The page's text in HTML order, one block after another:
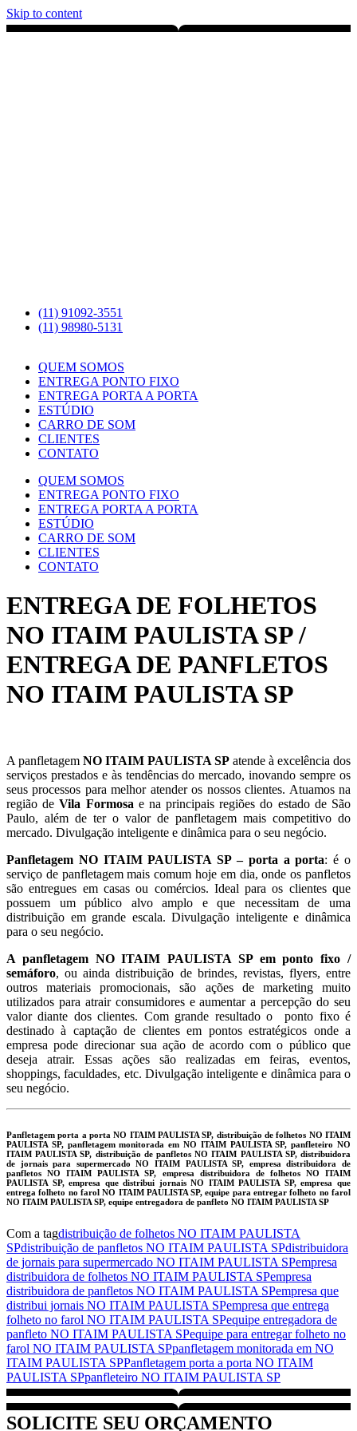
Skip to content
(11) 91092-3551
(11) 98980-5131
QUEM SOMOS
ENTREGA PONTO FIXO
ENTREGA PORTA A PORTA
ESTÚDIO
CARRO DE SOM
CLIENTES
CONTATO
QUEM SOMOS
ENTREGA PONTO FIXO
ENTREGA PORTA A PORTA
ESTÚDIO
CARRO DE SOM
CLIENTES
CONTATO
ENTREGA DE FOLHETOS
NO ITAIM PAULISTA SP /
ENTREGA DE PANFLETOS
NO ITAIM PAULISTA SP
A panfletagem NO ITAIM PAULISTA SP atende à excelência dos
serviços prestados e às tendências do mercado, inovando sempre os
seus processos para melhor atender os nossos clientes. Atuamos na
região de Vila Formosa e na principais regiões do estado de São
Paulo, além de ter o valor de panfletagem mais competitivo do
mercado. Divulgação inteligente e dinâmica para o seu negócio.
Panfletagem NO ITAIM PAULISTA SP – porta a porta: é o
serviço de panfletagem mais comum hoje em dia, onde os panfletos
são entregues em casas ou comércios. Ideal para os clientes que
possuem um público alvo amplo e que necessitam de uma
distribuição em grande escala. Divulgação inteligente e dinâmica
para o seu negócio.
A panfletagem NO ITAIM PAULISTA SP em ponto fixo /
semáforo, ou ainda distribuição de brindes, revistas, flyers, entre
outros materiais promocionais, são ações de marketing muito
utilizados para atrair consumidores e aumentar a percepção do seu
valor diante dos clientes. Com grande resultado o ponto fixo é
destinado à captação de clientes em pontos estratégicos onde a
empresa pode direcionar sua ação de acordo com o público que
deseja atrair. Essas ações são realizadas em feiras, eventos,
shoppings, faculdades, etc. Divulgação inteligente e dinâmica para o
seu negócio.
Panfletagem porta a porta NO ITAIM PAULISTA SP, distribuição de folhetos NO ITAIM
PAULISTA SP, panfletagem monitorada em NO ITAIM PAULISTA SP, panfleteiro NO
ITAIM PAULISTA SP, distribuição de panfletos NO ITAIM PAULISTA SP, distribuidora
de jornais para supermercado NO ITAIM PAULISTA SP, empresa distribuidora de
panfletos NO ITAIM PAULISTA SP, empresa distribuidora de folhetos NO ITAIM
PAULISTA SP, empresa que distribui jornais NO ITAIM PAULISTA SP, empresa que
entrega folheto no farol NO ITAIM PAULISTA SP, equipe para entregar folheto no farol
NO ITAIM PAULISTA SP, equipe entregadora de panfleto NO ITAIM PAULISTA SP
Com a tagdistribuição de folhetos NO ITAIM PAULISTA
SPdistribuição de panfletos NO ITAIM PAULISTA SPdistribuidora
de jornais para supermercado NO ITAIM PAULISTA SPempresa
distribuidora de folhetos NO ITAIM PAULISTA SPempresa
distribuidora de panfletos NO ITAIM PAULISTA SPempresa que
distribui jornais NO ITAIM PAULISTA SPempresa que entrega
folheto no farol NO ITAIM PAULISTA SPequipe entregadora de
panfleto NO ITAIM PAULISTA SPequipe para entregar folheto no
farol NO ITAIM PAULISTA SPpanfletagem monitorada em NO
ITAIM PAULISTA SPPanfletagem porta a porta NO ITAIM
PAULISTA SPpanfleteiro NO ITAIM PAULISTA SP
SOLICITE SEU ORÇAMENTO